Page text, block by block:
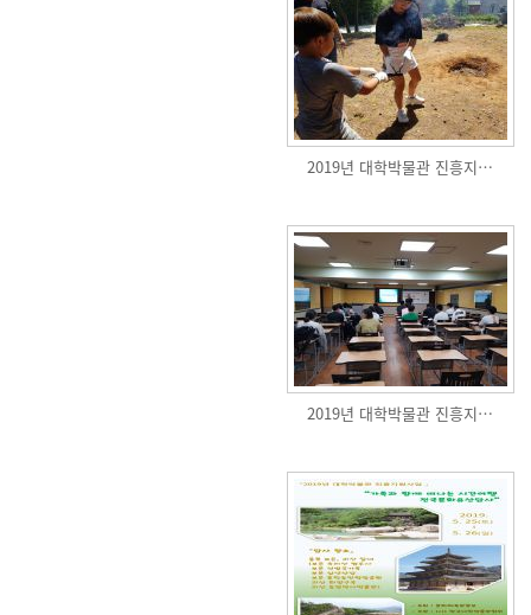
2019년 대학박물관 진흥지…
2019년 대학박물관 진흥지…